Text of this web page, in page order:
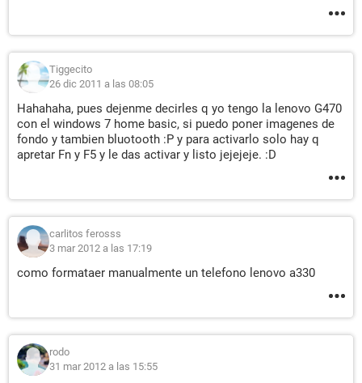
Tiggecito
26 dic 2011 a las 08:05
Hahahaha, pues dejenme decirles q yo tengo la lenovo G470
con el windows 7 home basic, si puedo poner imagenes de
fondo y tambien bluotooth :P y para activarlo solo hay q
apretar Fn y F5 y le das activar y listo jejejeje. :D
carlitos ferosss
3 mar 2012 a las 17:19
como formataer manualmente un telefono lenovo a330
rodo
31 mar 2012 a las 15:55